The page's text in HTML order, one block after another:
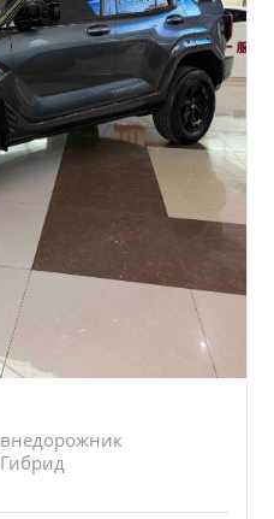
внедорожник
Гибрид